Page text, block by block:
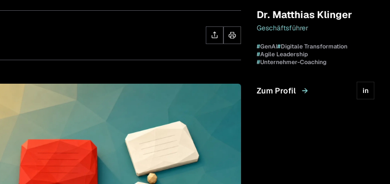
Dr. Matthias Klinger
Geschäftsführer
#GenAI#Digitale Transformation
#Agile Leadership
#Unternehmer-Coaching
Zum Profil → in